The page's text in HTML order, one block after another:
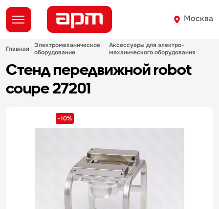
Москва
главная
электромеханическое
оборудование
аксессуары для электро-
механического оборудования
стенд передвижной robot
coupe 27201
-10%